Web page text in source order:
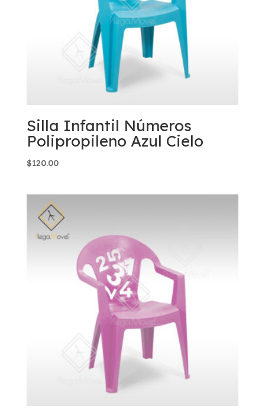
Silla Infantil Números
Polipropileno Azul Cielo
$120.00